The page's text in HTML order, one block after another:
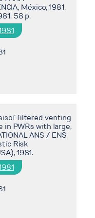
México, 1981.
58 p.
filtered venting
PWRs with large,
ANS / ENS
Risk
1981.